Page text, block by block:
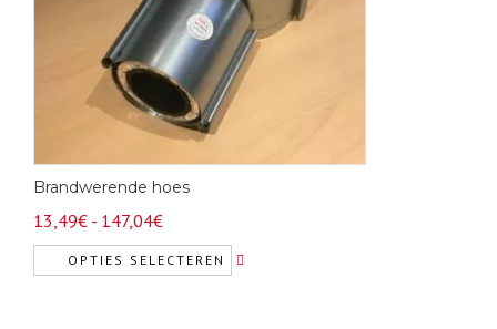
Brandwerende hoes
13,49€ - 147,04€Prijsklasse:
13,49€
tot
OPTIES SELECTEREN